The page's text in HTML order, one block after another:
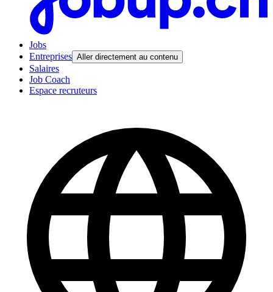
Jobs
Entreprises Aller directement au contenu
Salaires
Job Coach
Espace recruteurs